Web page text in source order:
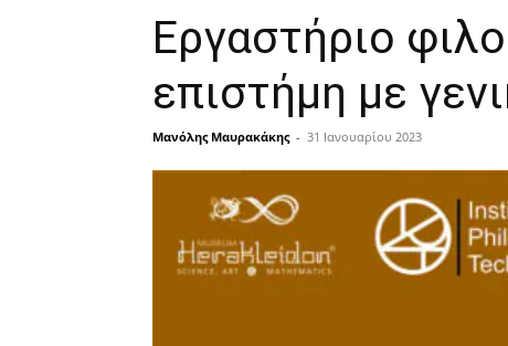
Εργαστήριο
επιστήμη με
Μανόλης Μαυρακάκης - 31 Ιανουαρίου 2023